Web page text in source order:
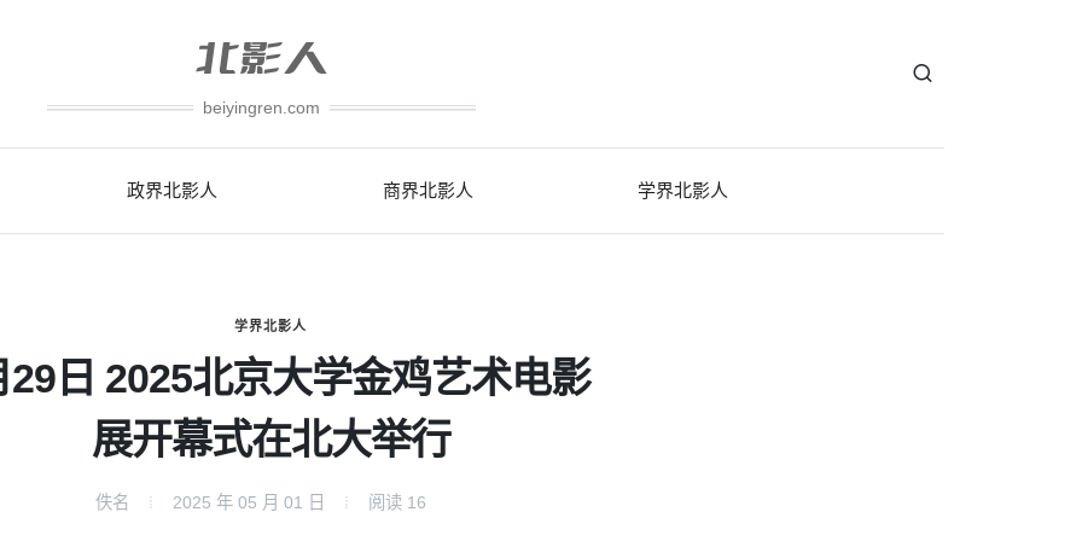
beiyingren.com
政界北影人 商界北影人 学界北影人
学界北影人
29日 2025北京大学金鸡艺术电影
展开幕式在北大举行
佚名 2025 年 05 月 01 日 阅读 16